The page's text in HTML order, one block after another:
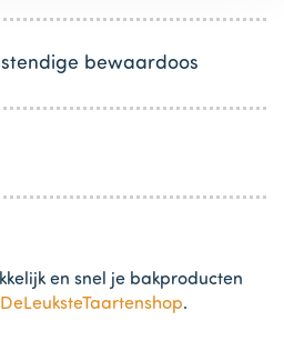
bewaardoos
en snel je bakproducten
DeLeuksteTaartenshop.